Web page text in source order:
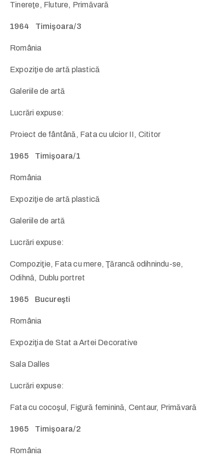
Tinereţe, Fluture, Primăvară
1964 Timişoara/3
România
Expoziţie de artă plastică
Galeriile de artă
Lucrări expuse:
Proiect de fântână, Fata cu ulcior II, Cititor
1965 Timişoara/1
România
Expoziţie de artă plastică
Galeriile de artă
Lucrări expuse:
Compoziţie, Fata cu mere, Ţărancă odihnindu-se,
Odihnă, Dublu portret
1965 Bucureşti
România
Expoziţia de Stat a Artei Decorative
Sala Dalles
Lucrări expuse:
Fata cu cocoşul, Figură feminină, Centaur, Primăvară
1965 Timişoara/2
România